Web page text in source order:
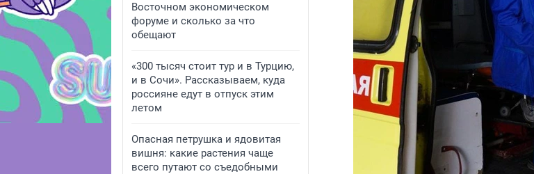
Восточном экономическом
форуме и сколько за что
обещают
«300 тысяч стоит тур и в Турцию,
и в Сочи». Рассказываем, куда
россияне едут в отпуск этим
летом
Опасная петрушка и ядовитая
вишня: какие растения чаще
всего путают со съедобными